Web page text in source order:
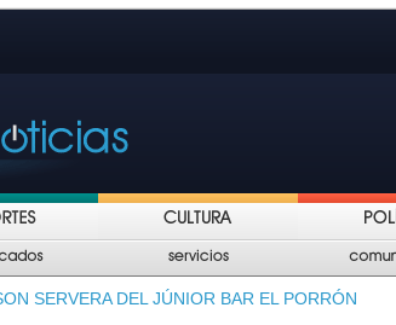
SERVERA DEL JÚNIOR BAR EL PORRÓN